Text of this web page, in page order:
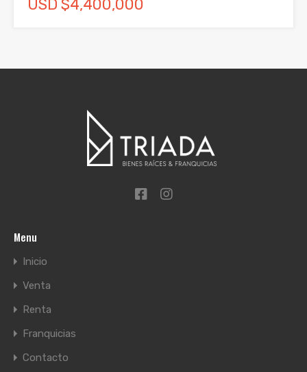
USD $4,400,000
Menu
Inicio
Venta
Renta
Franquicias
Contacto